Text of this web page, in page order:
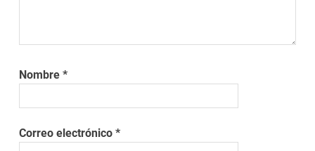
Nombre*
Correo electrónico*